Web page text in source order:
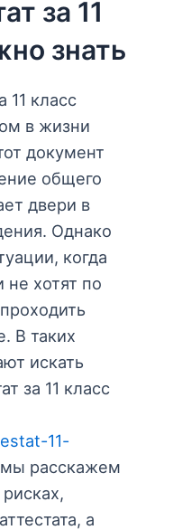
за 11
знать
11 класс
в жизни
документ
общего
двери в
Однако
когда
хотят по
В таких
искать
за 11 класс
11-
мы расскажем
а